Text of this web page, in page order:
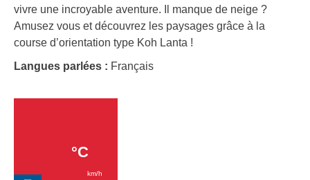
vivre une incroyable aventure. Il manque de neige ?
Amusez vous et découvrez les paysages grâce à la
course d’orientation type Koh Lanta !
Langues parlées : Français